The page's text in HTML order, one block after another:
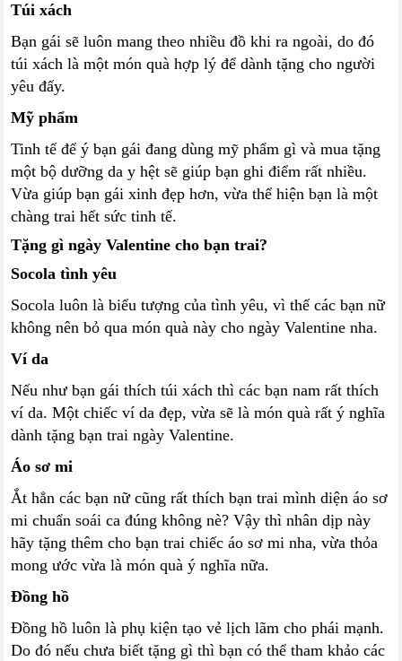
Túi xách
Bạn gái sẽ luôn mang theo nhiều đồ khi ra ngoài, do đó
túi xách là một món quà hợp lý để dành tặng cho người
yêu đấy.
Mỹ phẩm
Tinh tế để ý bạn gái đang dùng mỹ phẩm gì và mua tặng
một bộ dưỡng da y hệt sẽ giúp bạn ghi điểm rất nhiều.
Vừa giúp bạn gái xinh đẹp hơn, vừa thể hiện bạn là một
chàng trai hết sức tinh tế.
Tặng gì ngày Valentine cho bạn trai?
Socola tình yêu
Socola luôn là biểu tượng của tình yêu, vì thế các bạn nữ
không nên bỏ qua món quà này cho ngày Valentine nha.
Ví da
Nếu như bạn gái thích túi xách thì các bạn nam rất thích
ví da. Một chiếc ví da đẹp, vừa sẽ là món quà rất ý nghĩa
dành tặng bạn trai ngày Valentine.
Áo sơ mi
Ắt hẳn các bạn nữ cũng rất thích bạn trai mình diện áo sơ
mi chuẩn soái ca đúng không nè? Vậy thì nhân dịp này
hãy tặng thêm cho bạn trai chiếc áo sơ mi nha, vừa thỏa
mong ước vừa là món quà ý nghĩa nữa.
Đồng hồ
Đồng hồ luôn là phụ kiện tạo vẻ lịch lãm cho phái mạnh.
Do đó nếu chưa biết tặng gì thì bạn có thể tham khảo các